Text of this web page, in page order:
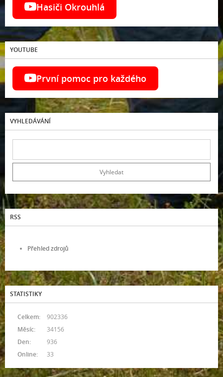
Hasiči Okrouhlá
YOUTUBE
První pomoc pro každého
VYHLEDÁVÁNÍ
RSS
Přehled zdrojů
STATISTIKY
Online: 33
Celkem:
902336
Měsíc:
34156
Den:
936